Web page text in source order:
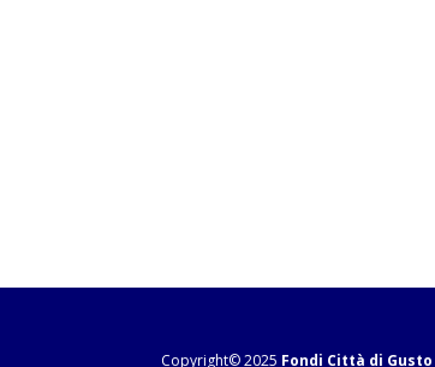
Copyright© 2025 Fondi Città di Gusto